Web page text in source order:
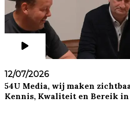
12/07/2026
54U Media, wij maken
Kennis, Kwaliteit en Bereik